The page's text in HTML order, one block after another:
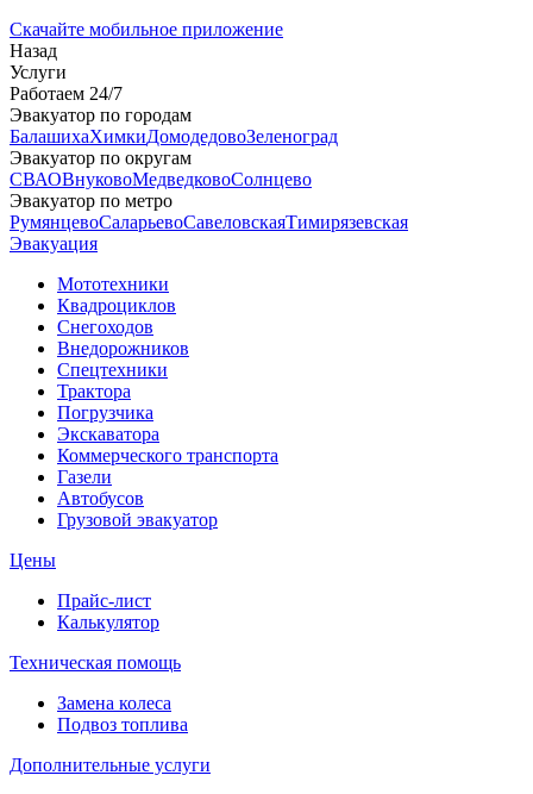
Скачайте мобильное приложение
Назад
Услуги
Работаем 24/7
Эвакуатор по городам
БалашихаХимкиДомодедовоЗеленоград
Эвакуатор по округам
СВАОВнуковоМедведковоСолнцево
Эвакуатор по метро
РумянцевоСаларьевоСавеловскаяТимирязевская
Эвакуация
Мототехники
Квадроциклов
Снегоходов
Внедорожников
Спецтехники
Трактора
Погрузчика
Экскаватора
Коммерческого транспорта
Газели
Автобусов
Грузовой эвакуатор
Цены
Прайс-лист
Калькулятор
Техническая помощь
Замена колеса
Подвоз топлива
Дополнительные услуги